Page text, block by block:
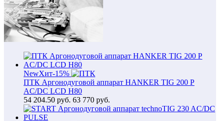
NewХит-15%
ПТК Аргонодуговой аппарат HANKER TIG 200 P
AC/DC LCD H80
54 204.50 руб. 63 770 руб.